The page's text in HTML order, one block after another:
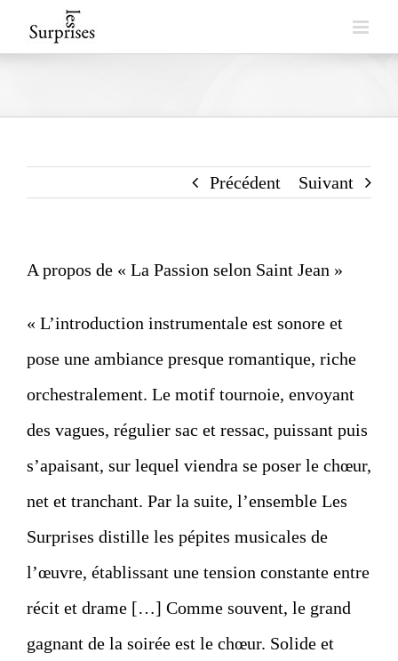
to
Précédent Suivant
A propos de « La Passion selon Saint Jean »
« L’introduction instrumentale est sonore et
pose une ambiance presque romantique, riche
orchestralement. Le motif tournoie, envoyant
des vagues, régulier sac et ressac, puissant puis
s’apaisant, sur lequel viendra se poser le chœur,
net et tranchant. Par la suite, l’ensemble Les
Surprises distille les pépites musicales de
l’œuvre, établissant une tension constante entre
récit et drame […] Comme souvent, le grand
gagnant de la soirée est le chœur. Solide et